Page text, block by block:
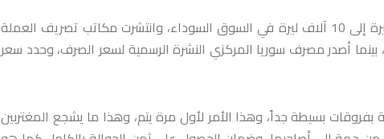
خلال أقل من 10 أيام انكسر سعر الصرف في سوريا من 30 ألف ليرة إلى 10 آلاف ليرة في السوق السوداء، وانتشرت مكاتب تصريف العملة
أصدر مصرف سوريا المركزي النشرة الرسمية لسعر الصرف، وحدد سعر
بسيطة جداً، وهذا الأمر لأول مرة يتم، وهذا ما يشجع المغتربين